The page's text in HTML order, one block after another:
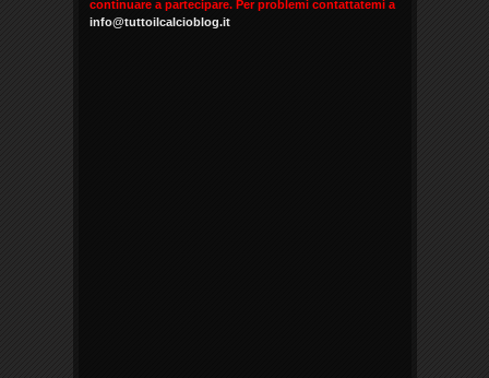
continuare a partecipare. Per problemi contattatemi a
info@tuttoilcalcioblog.it